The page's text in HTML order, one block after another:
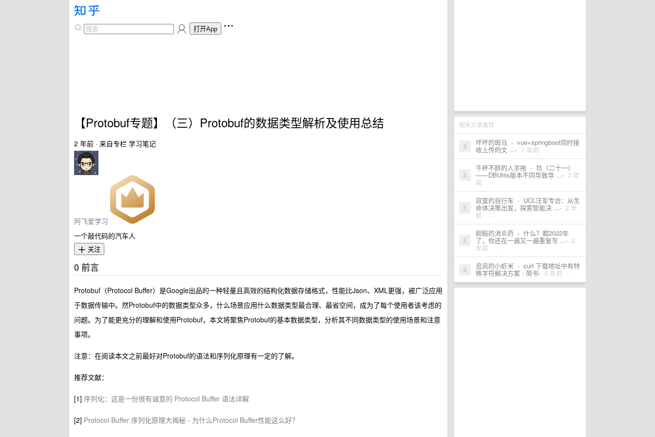
相关文章推荐
坏坏的斑马 · vue+springboot同时接
收上传的文 ...· 1 年前 ·
千杯不醉的人字拖 · 坑（二十一）
——DBUtils版本不同导致导 ...· 2 年
前 ·
寂寞的自行车 · UCL汪军专访：从生
命体决策出发，探索智能决 ...· 2 年
前 ·
刚毅的消炎药 · 什么？都2022年
了，你还在一遍又一遍重复写 ...· 2
年前 ·
追风的小虾米 · curl 下载地址中有特
殊字符解决方案 - 简书· 3 年前 ·
打开App
【Protobuf专题】（三）Protobuf的数据类型解析及使用总结
2 年前 · 来自专栏 学习笔记
阿飞爱学习
一个敲代码的汽车人
关注
0 前言
Protobuf（Protocol Buffer）是Google出品的一种轻量且高效的结构化数据存储格式，性能比Json、XML更强，被广泛应用
于数据传输中。然Protobuf中的数据类型众多，什么场景应用什么数据类型最合理、最省空间，成为了每个使用者该考虑的
问题。为了能更充分的理解和使用Protobuf，本文将聚焦Protobuf的基本数据类型，分析其不同数据类型的使用场景和注意
事项。
注意：在阅读本文之前最好对Protobuf的语法和序列化原理有一定的了解。
推荐文献：
[1] 序列化：这是一份很有诚意的 Protocol Buffer 语法详解
[2] Protocol Buffer 序列化原理大揭秘 - 为什么Protocol Buffer性能这么好？